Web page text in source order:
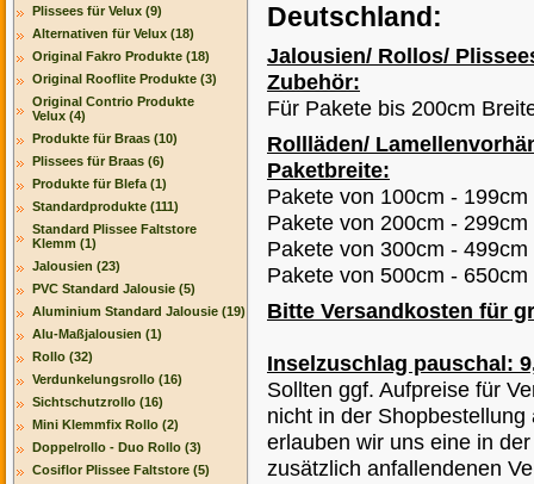
Plissees für Velux (9)
Alternativen für Velux (18)
Original Fakro Produkte (18)
Original Rooflite Produkte (3)
Original Contrio Produkte
Velux (4)
Produkte für Braas (10)
Plissees für Braas (6)
Produkte für Blefa (1)
Standardprodukte (111)
Standard Plissee Faltstore
Klemm (1)
Jalousien (23)
PVC Standard Jalousie (5)
Aluminium Standard Jalousie (19)
Alu-Maßjalousien (1)
Rollo (32)
Verdunkelungsrollo (16)
Sichtschutzrollo (16)
Mini Klemmfix Rollo (2)
Doppelrollo - Duo Rollo (3)
Cosiflor Plissee Faltstore (5)
Deutschland:
Jalousien/ Rollos/
Zubehör:
Für Pakete bis 200cm
Rollläden/
Paketbreite:
Pakete von 100cm -
Pakete von 200cm -
Pakete von 300cm -
Pakete von 500cm -
Bitte Versandkosten für
Inselzuschlag pauschal:
Sollten ggf. Aufpreise für
nicht in der
erlauben wir uns eine in
zusätzlich anfallendenen